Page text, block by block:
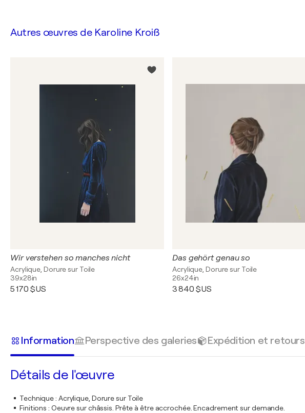
Autres œuvres de Karoline Kroiß
Wir verstehen so manches nicht
Acrylique, Dorure sur Toile
39x28in
5 170 $US
Das gehört genau so
Acrylique, Dorure sur Toile
26x24in
3 840 $US
Information Perspective des galeries Expédition et retours
Détails de l'œuvre
Technique: Acrylique, Dorure sur Toile
Finitions : Oeuvre sur châssis. Prête à être accrochée. Encadrement sur demande.